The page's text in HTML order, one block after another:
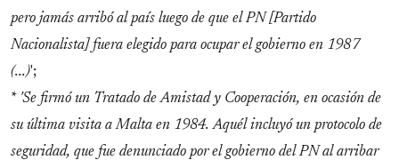
pero jamás arribó al país luego de que el PN [Partido
Nacionalista] fuera elegido para ocupar el gobierno en 1987
(...)';
* 'Se firmó un Tratado de Amistad y Cooperación, en ocasión de
su última visita a Malta en 1984. Aquél incluyó un protocolo de
seguridad, que fue denunciado por el gobierno del PN al arribar